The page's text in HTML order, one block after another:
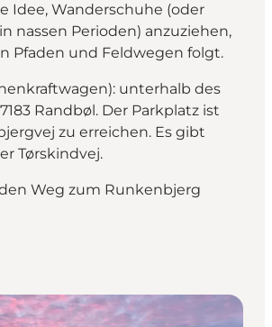
Idee, Wanderschuhe (oder
nassen Perioden) anzuziehen,
Pfaden und Feldwegen folgt.
unterhalb des
Randbøl. Der Parkplatz ist
zu erreichen. Es gibt
Tørskindvej.
Weg zum Runkenbjerg